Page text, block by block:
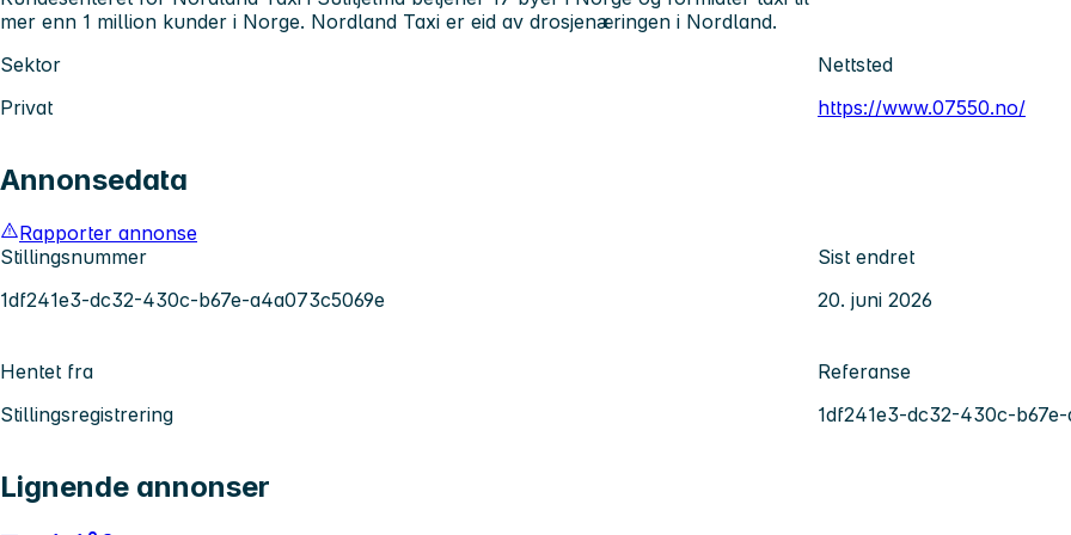
mer enn 1 million kunder i Norge. Nordland Taxi er eid av drosjenæringen i Nordland.
Sektor
Privat
Nettsted
https://www.07550.no/
Annonsedata
Rapporter annonse
Stillingsnummer
1df241e3-dc32-430c-b67e-a4a073c5069e
Sist endret
20. juni 2026
Hentet fra
Stillingsregistrering
Referanse
1df241e3-dc32-430c-
Lignende annonser